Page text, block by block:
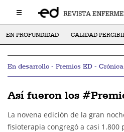
EN PROFUNDIDAD CALIDAD
En desarrollo - Premios ED -
Así fueron los
La novena edición de la gran
fisioterapia congregó a casi 1.800